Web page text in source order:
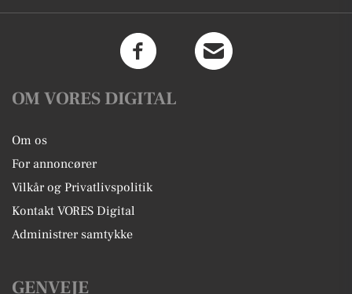
OM VORES DIGITAL
Om os
For annoncører
Vilkår og Privatlivspolitik
Kontakt VORES Digital
Administrer samtykke
GENVEJE